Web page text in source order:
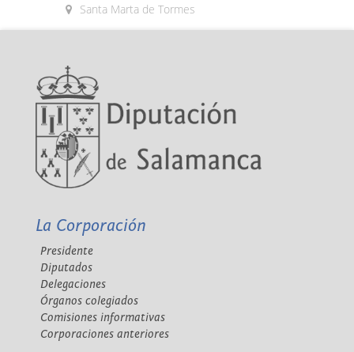
Santa Marta de Tormes
La Corporación
Presidente
Diputados
Delegaciones
Órganos colegiados
Comisiones informativas
Corporaciones anteriores